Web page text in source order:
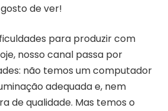
de ver!
para produzir com
nosso canal passa por
não temos um computador
adequada e, nem
de qualidade. Mas temos o